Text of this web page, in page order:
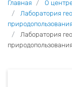
Главная О
Лаборатория
Лаборатория